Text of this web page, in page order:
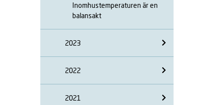
Inomhustemperaturen är en
balansakt
2023
2022
2021